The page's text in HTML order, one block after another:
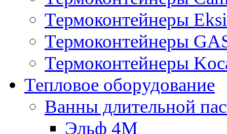
Термоконтейнеры Eksi
Термоконтейнеры
Термоконтейнеры
Тепловое оборудование
Ванны длительной
Эльф 4М